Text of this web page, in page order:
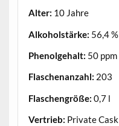
Alter: 10 Jahre
Alkoholstärke: 56,4 %
Phenolgehalt: 50 ppm
Flaschenanzahl: 203
Flaschengröße: 0,7 l
Vertrieb: Private Cask